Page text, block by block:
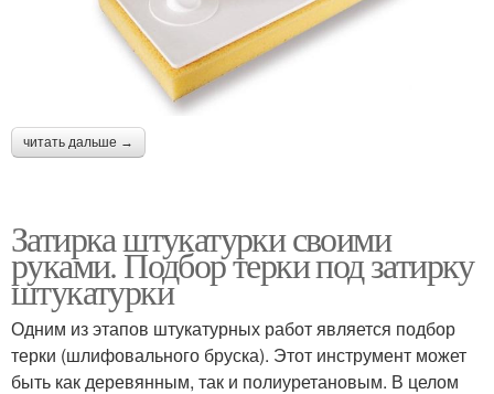
читать дальше →
Затирка штукатурки своими
руками. Подбор терки под затирку
штукатурки
Одним из этапов штукатурных работ является подбор
терки (шлифовального бруска). Этот инструмент может
быть как деревянным, так и полиуретановым. В целом